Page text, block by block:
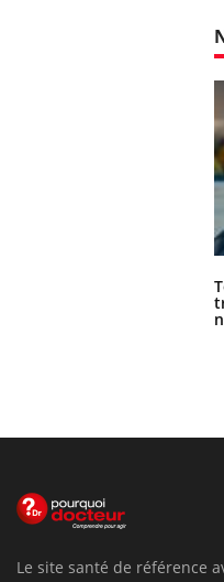
Le site santé de référence